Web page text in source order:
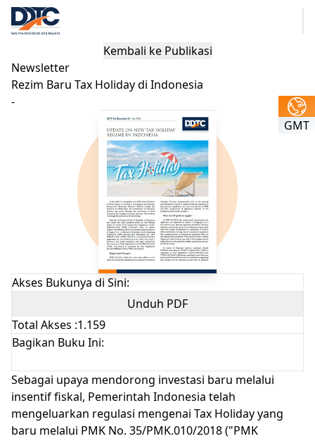
GMT
Kembali ke Publikasi
Newsletter
Rezim Baru Tax Holiday di Indonesia
-
Akses Bukunya di Sini:
Unduh PDF
Total Akses :1.159
Bagikan Buku Ini:
Sebagai upaya mendorong investasi baru melalui
insentif fiskal, Pemerintah Indonesia telah
mengeluarkan regulasi mengenai Tax Holiday yang
baru melalui PMK No. 35/PMK.010/2018 ("PMK